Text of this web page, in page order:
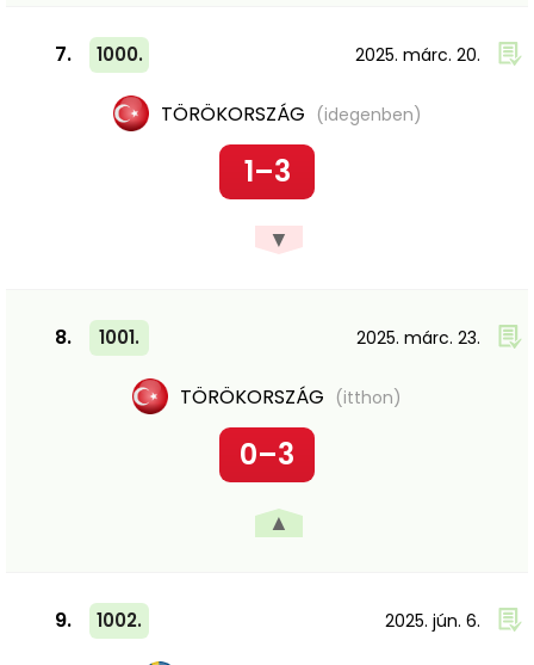
7. 1000. 2025. márc. 20.
TÖRÖKORSZÁG (idegenben)
1–3
▼
8. 1001. 2025. márc. 23.
TÖRÖKORSZÁG (itthon)
0–3
▲
9. 1002. 2025. jún. 6.